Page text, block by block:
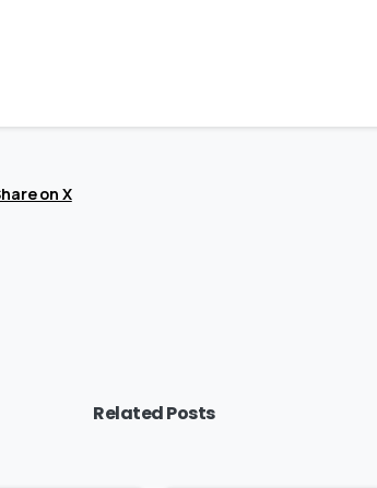
on X
Related Posts